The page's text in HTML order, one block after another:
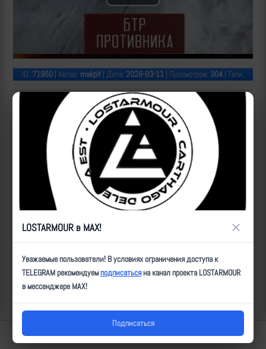
Play
Video
ID: 71950 | Автор: makpif| Дата: 2026-03-11 | Просмотров: 304 | Теги:
Популярные за сегодня видео
Lostarmour | Carthago Delenda Est | 2014-2026
LOSTARMOUR в MAX! ×
Уважаемые пользователи! В условиях ограничения доступа к
TELEGRAM рекомендуемподписатьсяна канал проекта LOSTARMOUR
в мессенджере MAX!
Подписаться